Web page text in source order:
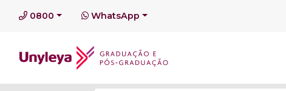
0800 WhatsApp